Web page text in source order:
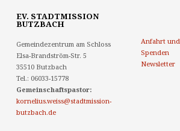
EV. STADTMISSION
BUTZBACH
Gemeindezentrum am Schloss
Elsa-Brandström-Str. 5
35510 Butzbach
Tel.: 06033-15778
Gemeinschaftspastor:
kornelius.weiss@stadtmission-
butzbach.de
Anfahrt
Spenden
Newsletter